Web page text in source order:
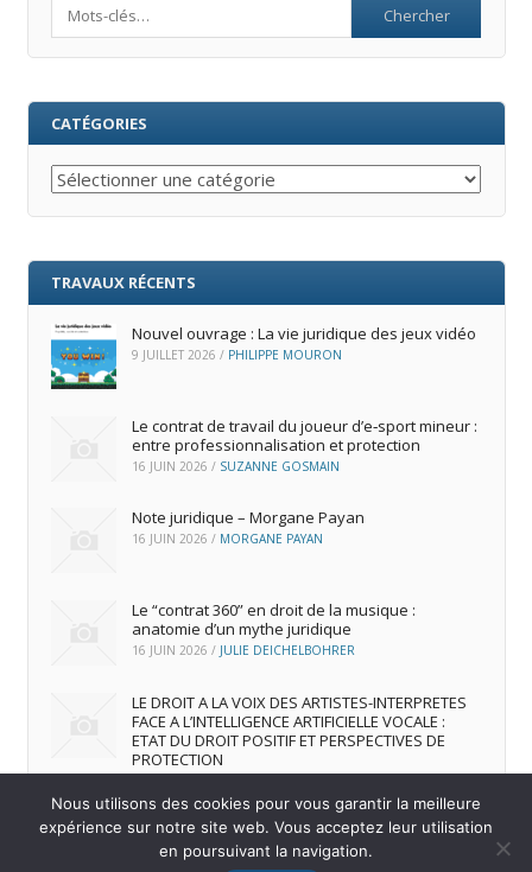
CATÉGORIES
Catégories
TRAVAUX RÉCENTS
Nouvel ouvrage : La vie juridique des jeux vidéo
9 JUILLET 2026 / PHILIPPE MOURON
Le contrat de travail du joueur d’e‑sport mineur :
entre professionnalisation et protection
16 JUIN 2026 / SUZANNE GOSMAIN
Note juridique – Morgane Payan
16 JUIN 2026 / MORGANE PAYAN
Le “contrat 360” en droit de la musique :
anatomie d’un mythe juridique
16 JUIN 2026 / JULIE DEICHELBOHRER
LE DROIT A LA VOIX DES ARTISTES-INTERPRETES
FACE A L’INTELLIGENCE ARTIFICIELLE VOCALE :
ETAT DU DROIT POSITIF ET PERSPECTIVES DE
PROTECTION
Nous utilisons des cookies pour vous garantir la meilleure
expérience sur notre site web. Vous acceptez leur utilisation
en poursuivant la navigation.